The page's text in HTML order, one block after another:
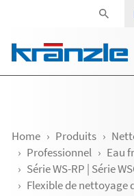
Home Produits
Professionnel
Eau
Série WS-RP | Série
Flexible de nettoyage